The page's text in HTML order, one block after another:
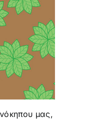
μας,